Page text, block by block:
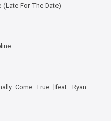
For The Date)
Come True [feat. Ryan